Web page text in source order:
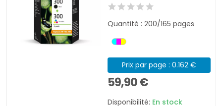
Quantité : 200/165 pages
Prix par page : 0.162 €
59,90 €
Disponibilité: En stock